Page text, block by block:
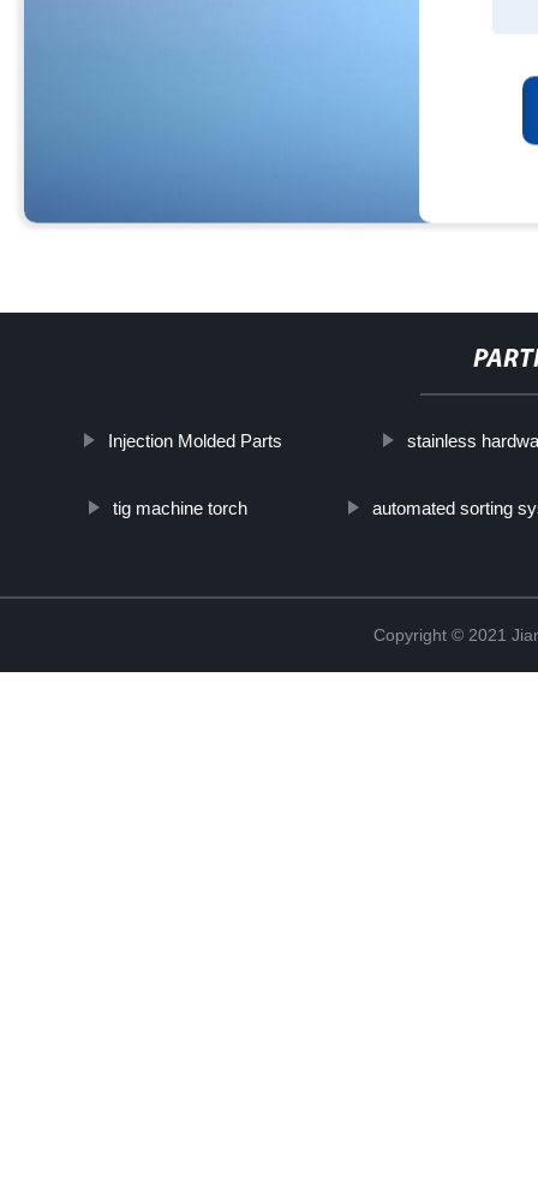
Injection Molded Parts stainless
tig machine torch automated sorting
Copyright © 2021